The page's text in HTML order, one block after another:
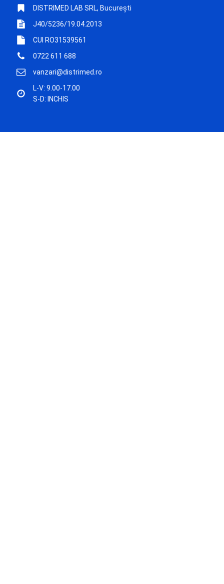
DISTRIMED LAB SRL, București
J40/5236/19.04.2013
CUI RO31539561
0722 611 688
vanzari@distrimed.ro
L-V: 9.00-17.00
S-D: INCHIS